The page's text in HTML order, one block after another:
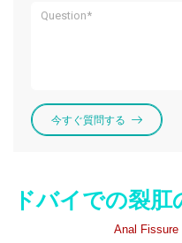
今すぐ質問する
ドバイでの裂